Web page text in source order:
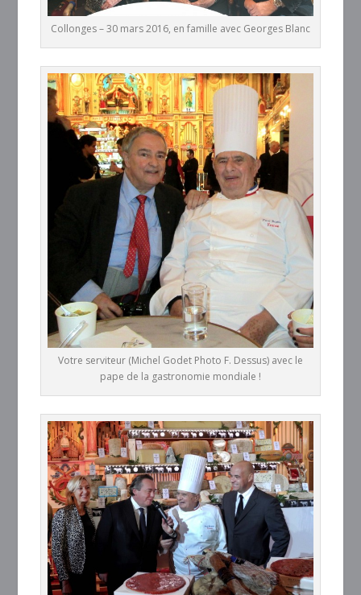
Collonges – 30 mars 2016, en famille avec Georges Blanc
Votre serviteur (Michel Godet Photo F. Dessus) avec le
pape de la gastronomie mondiale !